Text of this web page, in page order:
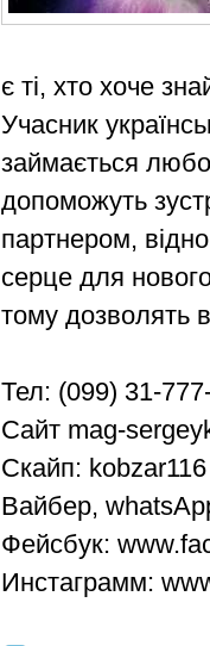
є ті, хто хоче
Учасник
займається
допоможуть
партнером,
серце для
тому дозволять
Тел: (099) 31-
Сайт mag-
Скайп: kobzar116
Вайбер,
Фейсбук:
Инстаграмм: